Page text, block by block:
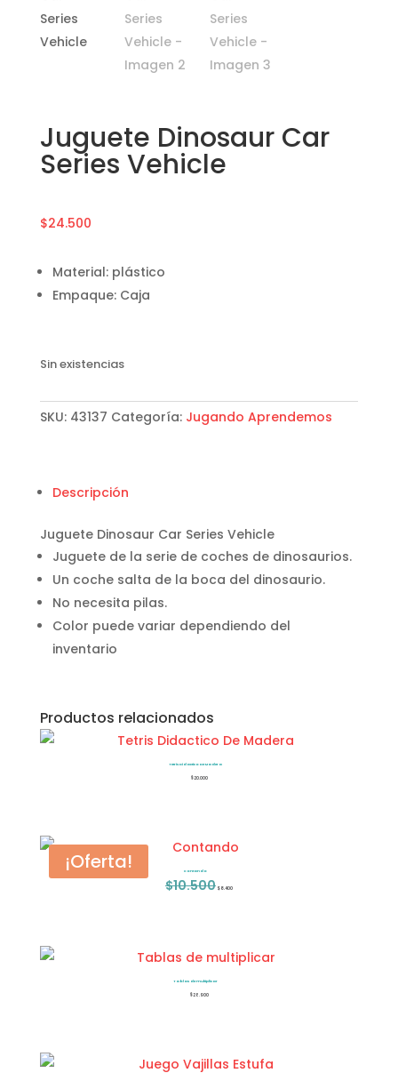
Juguete Dinosaur Car
Series Vehicle
$24.500
Material: plástico
Empaque: Caja
Sin existencias
SKU: 43137 Categoría: Jugando Aprendemos
Descripción
Juguete Dinosaur Car Series Vehicle
Juguete de la serie de coches de dinosaurios.
Un coche salta de la boca del dinosaurio.
No necesita pilas.
Color puede variar dependiendo del
inventario
Productos relacionados
Tetris Didactico De Madera
$20.000
¡Oferta! Contando
$10.500 $8.400
es:
Tablas de multiplicar
$28.900